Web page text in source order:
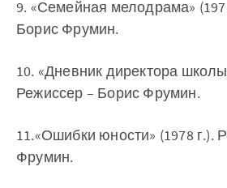
9. «Семейная мелодрама»
Борис Фрумин.
10. «Дневник директора
Режиссер – Борис Фрумин.
11.«Ошибки юности» (1978 г.).
Фрумин.